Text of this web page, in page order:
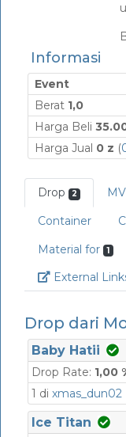
Informasi
Event
Berat 1,0
Harga Beli
Harga Jual 0 z (
Drop 2
Container
Material for
1
External
Drop dari
Baby Hatii
Drop Rate: 1,00
1 di xmas_dun02
Ice Titan